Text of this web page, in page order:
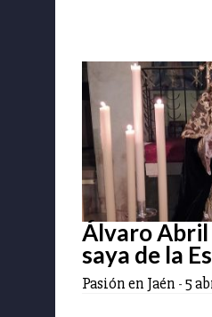
Álvaro Abril
saya de la
Pasión en Jaén -5